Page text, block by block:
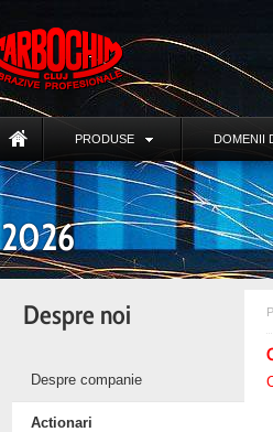
PRODUSE DOMENII
2026
Despre noi
Despre companie
Actionari